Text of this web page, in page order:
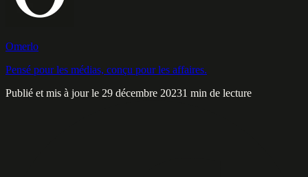
Omerlo
Pensé pour les médias, conçu pour les affaires.
Publié et mis à jour le 29 décembre 20231 min de lecture